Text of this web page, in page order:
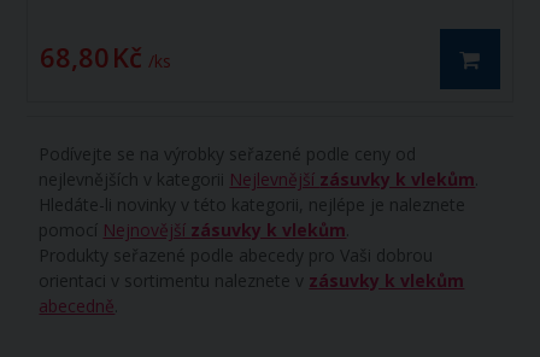
68,80 Kč / ks
Podívejte se na výrobky seřazené podle ceny od
nejlevnějších v kategorii Nejlevnější zásuvky k vlekům
Hledáte-li novinky v této kategorii, nejlépe je naleznete
pomocí Nejnovější zásuvky k vlekům
Produkty seřazené podle abecedy pro Vaši dobrou
orientaci v sortimentu naleznete v zásuvky k vlekům
abecedně